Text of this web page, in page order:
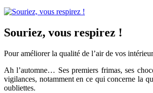
Souriez, vous respirez !
Pour améliorer la qualité de l’air de vos
Ah l’automne… Ses premiers frimas, ses
vigilances, notamment en ce qui concerne la
oubliettes.